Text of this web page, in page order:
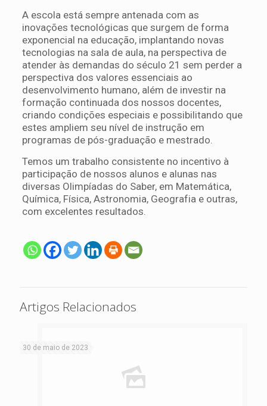
A escola está sempre antenada com as
inovações tecnológicas que surgem de forma
exponencial na educação, implantando novas
tecnologias na sala de aula, na perspectiva de
atender às demandas do século 21 sem perder a
perspectiva dos valores essenciais ao
desenvolvimento humano, além de investir na
formação continuada dos nossos docentes,
criando condições especiais e possibilitando que
estes ampliem seu nível de instrução em
programas de pós-graduação e mestrado.
Temos um trabalho consistente no incentivo à
participação de nossos alunos e alunas nas
diversas Olimpíadas do Saber, em Matemática,
Química, Física, Astronomia, Geografia e outras,
com excelentes resultados.
Artigos Relacionados
30 de maio de 2023